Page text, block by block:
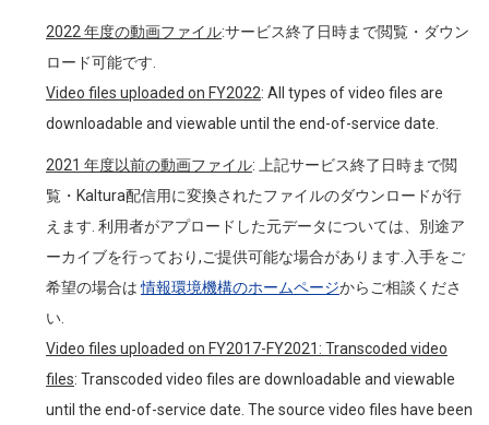
2022 年度の動画ファイル:サービス終了日時まで閲覧・ダウン
ロード可能です.
Video files uploaded on FY2022: All types of video files are
downloadable and viewable until the end-of-service date.
2021 年度以前の動画ファイル: 上記サービス終了日時まで閲
覧・Kaltura配信用に変換されたファイルのダウンロードが行
えます. 利用者がアプロードした元データについては、別途ア
ーカイブを行っており,ご提供可能な場合があります.入手をご
希望の場合は情報環境機構のホームページからご相談くださ
い.
Video files uploaded on FY2017-FY2021: Transcoded video
files: Transcoded video files are downloadable and viewable
until the end-of-service date. The source video files have been